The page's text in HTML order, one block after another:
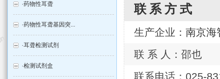
联系方式
生产企业： 南京海
联 系 人：邵也
联系电话：
·药物性耳聋
·药物性耳聋基因突...
·耳聋检测试剂
·检测试剂盒